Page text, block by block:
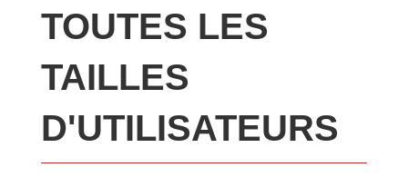
TOUTES LES
TAILLES
D'UTILISATEURS